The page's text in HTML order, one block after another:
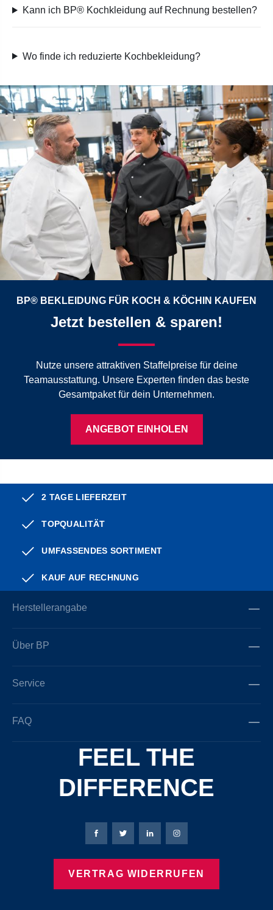
Kann ich BP® Kochkleidung auf Rechnung bestellen?
Wo finde ich reduzierte Kochbekleidung?
BP® BEKLEIDUNG FÜR KOCH & KÖCHIN KAUFEN
Jetzt bestellen & sparen!
Nutze unsere attraktiven Staffelpreise für deine
Teamausstattung. Unsere Experten finden das beste
Gesamtpaket für dein Unternehmen.
ANGEBOT EINHOLEN
2 TAGE LIEFERZEIT
TOPQUALITÄT
UMFASSENDES SORTIMENT
KAUF AUF RECHNUNG
Herstellerangabe
Über BP
Service
FAQ
FEEL THE
DIFFERENCE
Bierbaum-Proenen Facebook-Seite
Bierbaum-Proenen Twitter Seite
Bierbaum-Proenen LinkedIn
Bierbaum-Proenen
VERTRAG WIDERRUFEN